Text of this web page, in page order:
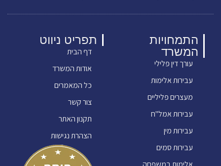
תפריט ניווט
דף הבית
אודות המשרד
כל המאמרים
צור קשר
תקנון האתר
הצהרת נגישות
התמחויות
המשרד
עורך דין פלילי
עבירות אלימות
מעצרים פליליים
עבירות אמל"ח
עבירות מין
עבירות סמים